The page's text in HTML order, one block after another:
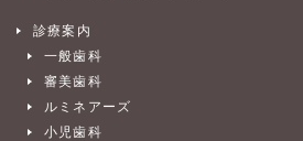
診療案内
一般歯科
審美歯科
ルミネアーズ
小児歯科